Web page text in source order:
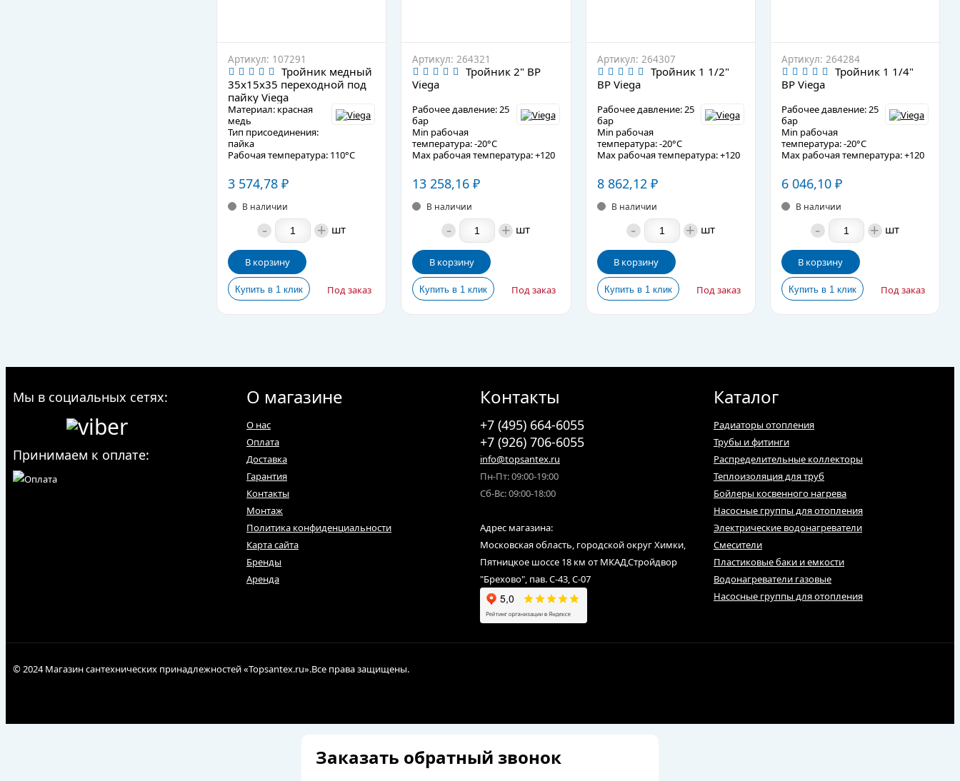
Артикул: 107291
Тройник медный
35х15х35 переходной под
пайку Viega
Материал: красная
медь
Тип присоединения:
пайка
Рабочая температура: 110°C
Подробное описание
3 574,78 ₽
В наличии
- + шт
В корзину
Под заказ
Артикул: 264321
Тройник 2" ВР
Viega
Рабочее давление: 25
бар
Min рабочая
температура: -20°C
Max рабочая температура: +120
Подробное описание
13 258,16₽
В наличии
- + шт
В корзину
Под заказ
Артикул: 264307
Тройник 1 1/2"
ВР Viega
Рабочее давление: 25
бар
Min рабочая
температура: -20°C
Max рабочая температура: +120
Подробное описание
8 862,12 ₽
В наличии
- + шт
В корзину
Под заказ
Артикул: 264284
Тройник 1 1/4"
ВР Viega
Рабочее давление: 25
бар
Min рабочая
температура: -20°C
Max рабочая температура: +120
Подробное описание
6 046,10 ₽
В наличии
- + шт
В корзину
Под заказ
Мы в социальных сетях:
Принимаем к оплате:
О магазине
О нас
Оплата
Доставка
Гарантия
Контакты
Монтаж
Политика конфиденциальности
Карта сайта
Бренды
Аренда
Контакты
+7 (495) 664-6055
+7 (926) 706-6055
info@topsantex.ru
Пн-Пт: 09:00-19:00
Сб-Вс: 09:00-18:00
Адрес магазина:
Московская область, городской округ Химки,
Пятницкое шоссе 18 км от МКАД,Стройдвор
"Брехово", пав. С-43, С-07
Каталог
Радиаторы отопления
Трубы и фитинги
Распределительные коллекторы
Теплоизоляция для труб
Бойлеры косвенного нагрева
Насосные группы для отопления
Электрические водонагреватели
Смесители
Пластиковые баки и емкости
Водонагреватели газовые
Насосные группы для отопления
© 2024 Магазин сантехнических принадлежностей «Topsantex.ru».Все права защищены.
Заказать обратный звонок